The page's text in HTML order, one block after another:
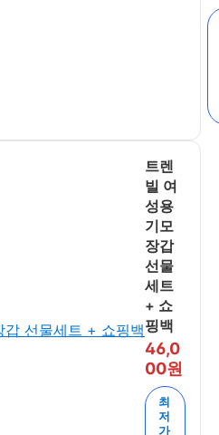
트렌
빌 여
성용
기모
장갑
선물
세트
+ 쇼
핑백
46,0
00원
최
저
가